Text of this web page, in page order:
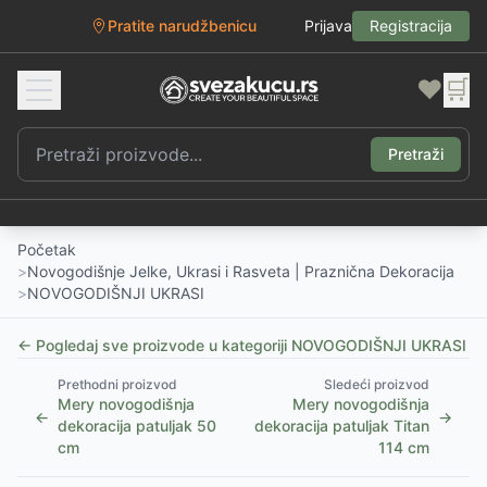
Pratite narudžbenicu Prijava Registracija
❤️ 🛒
Pretraži
Početak
>Novogodišnje Jelke, Ukrasi i Rasveta | Praznična Dekoracija
>NOVOGODIŠNJI UKRASI
← Pogledaj sve proizvode u kategoriji NOVOGODIŠNJI UKRASI
←
Prethodni proizvod
Mery novogodišnja
dekoracija patuljak 50
cm
Sledeći proizvod
Mery novogodišnja
dekoracija patuljak Titan
114 cm
→